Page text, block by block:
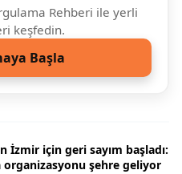
Rehberi ile yerli
keşfedin.
Başla
İzmir için geri sayım başladı:
şehre geliyor